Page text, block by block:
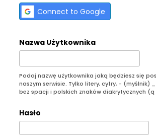
Connect to Google
Nazwa Użytkownika
Podaj nazwę użytkownika jaką będziesz się
naszym serwisie. Tylko litery, cyfry, - (myślnik)
bez spacji i polskich znaków diakrytycznych (ą
Hasło